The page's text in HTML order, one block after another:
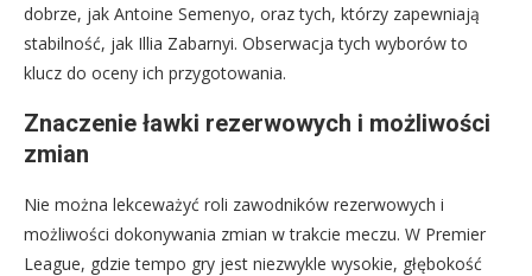
dobrze, jak Antoine Semenyo, oraz tych, którzy zapewniają
stabilność, jak Illia Zabarnyi. Obserwacja tych wyborów to
klucz do oceny ich przygotowania.
Znaczenie ławki rezerwowych i możliwości
zmian
Nie można lekceważyć roli zawodników rezerwowych i
możliwości dokonywania zmian w trakcie meczu. W Premier
League, gdzie tempo gry jest niezwykle wysokie, głębokość